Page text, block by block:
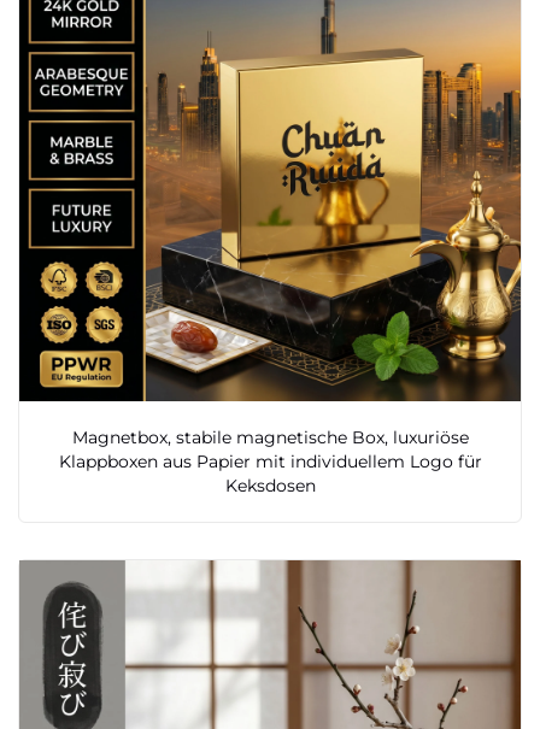
Magnetbox, stabile magnetische Box, luxuriöse
Klappboxen aus Papier mit individuellem Logo für
Keksdosen